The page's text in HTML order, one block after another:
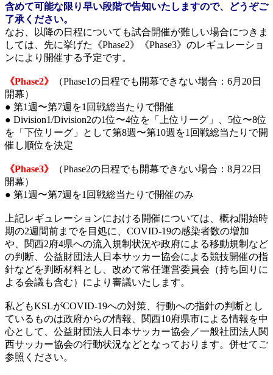
含めて可能な限り早い段階で告知いたしますので、どうぞご
了承ください。
なお、以降の日程についても試合開催が難しい場合につきま
しては、先に挙げた《Phase2》《Phase3》のレギュレーショ
ンにより開催する予定です。
《Phase2》
（Phase1の日程でも開幕できない場合：6月20日
開幕）
● 第1週〜第7週を1回戦総当たりで開催
● Division1/Division2の1位〜4位を「上位リーグ」、5位〜8位
を「下位リーグ」として第8週〜第10週を1回戦総当たりで開
催し順位を決定
《Phase3》
（Phase2の日程でも開幕できない場合：8月22日
開幕）
● 第1週〜第7週を1回戦総当たりで開催のみ
上記レギュレーションにおける開催については、概ね開始時
期の2週間前までを目処に、COVID-19の感染者数の増加
や、関西2府4県への流入規制状況や政府による移動規制など
の判断、公益財団法人日本サッカー協会による競技開催の指
針などを判断材料とし、改めて常任運営委員会（持ち回りに
よる会議も含む）により審議いたします。
私どもKSLがCOVID-19への対策、行動への指針の判断とし
ているものは政府からの情報、関西10府県市による情報を中
心として、公益財団法人日本サッカー協会／一般社団法人関
西サッカー協会の行動状況などとなっております。併せてご
参照ください。